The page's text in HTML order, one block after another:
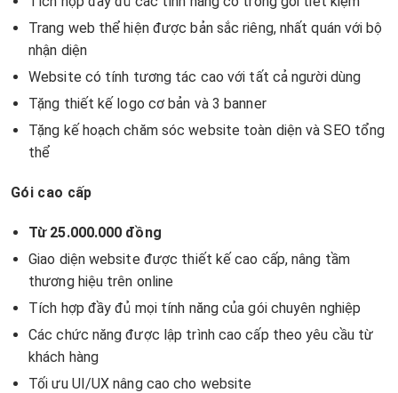
Trang web thể hiện được bản sắc riêng, nhất quán với bộ
nhận diện
Website có tính tương tác cao với tất cả người dùng
Tặng thiết kế logo cơ bản và 3 banner
Tặng kế hoạch chăm sóc website toàn diện và SEO tổng
thể
Gói cao cấp
Từ 25.000.000 đồng
Giao diện website được thiết kế cao cấp, nâng tầm
thương hiệu trên online
Tích hợp đầy đủ mọi tính năng của gói chuyên nghiệp
Các chức năng được lập trình cao cấp theo yêu cầu từ
khách hàng
Tối ưu UI/UX nâng cao cho website